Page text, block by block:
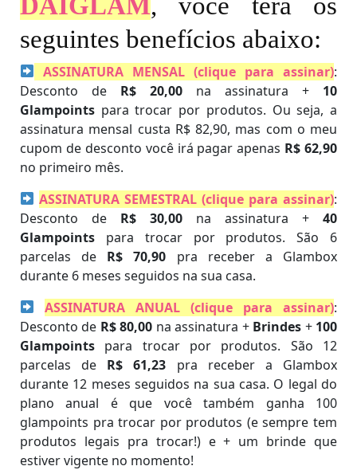
seguintes benefícios abaixo:
ASSINATURA MENSAL (clique para assinar):
Desconto de R$ 20,00 na assinatura + 10
Glampoints para trocar por produtos. Ou seja, a
assinatura mensal custa R$ 82,90, mas com o meu
cupom de desconto você irá pagar apenas R$ 62,90
no primeiro mês.
ASSINATURA SEMESTRAL (clique para assinar):
Desconto de R$ 30,00 na assinatura + 40
Glampoints para trocar por produtos. São 6
parcelas de R$ 70,90 pra receber a Glambox
durante 6 meses seguidos na sua casa.
ASSINATURA ANUAL (clique para assinar):
Desconto de R$ 80,00 na assinatura + Brindes + 100
Glampoints para trocar por produtos. São 12
parcelas de R$ 61,23 pra receber a Glambox
durante 12 meses seguidos na sua casa. O legal do
plano anual é que você também ganha 100
glampoints pra trocar por produtos (e sempre tem
produtos legais pra trocar!) e + um brinde que
estiver vigente no momento!